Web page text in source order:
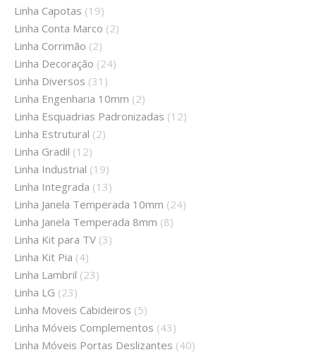
Linha Capotas (19)
Linha Conta Marco (2)
Linha Corrimão (2)
Linha Decoração (24)
Linha Diversos (31)
Linha Engenharia 10mm (2)
Linha Esquadrias Padronizadas (12)
Linha Estrutural (2)
Linha Gradil (12)
Linha Industrial (19)
Linha Integrada (13)
Linha Janela Temperada 10mm (24)
Linha Janela Temperada 8mm (8)
Linha Kit para TV (3)
Linha Kit Pia (4)
Linha Lambril (23)
Linha LG (23)
Linha Moveis Cabideiros (5)
Linha Móveis Complementos (43)
Linha Móveis Portas Deslizantes (40)